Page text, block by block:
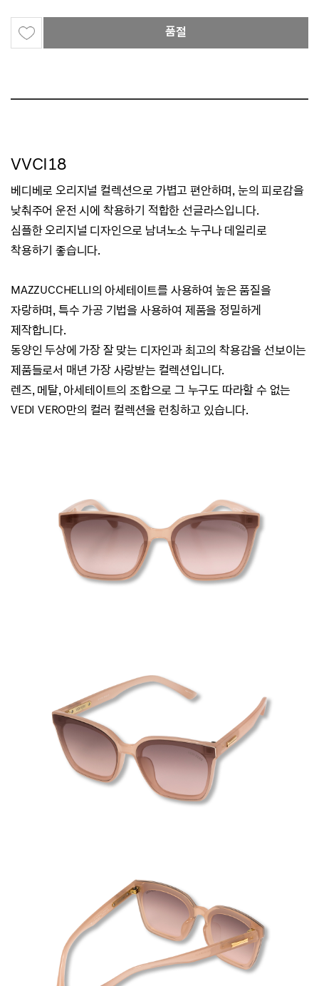
품절
VVCI18
베디베로 오리지널 컬렉션으로 가볍고 편안하며, 눈의 피로감을
낮춰주어 운전 시에 착용하기 적합한 선글라스입니다.
심플한 오리지널 디자인으로 남녀노소 누구나 데일리로
착용하기 좋습니다.
MAZZUCCHELLI의 아세테이트를 사용하여 높은 품질을
자랑하며, 특수 가공 기법을 사용하여 제품을 정밀하게
제작합니다.
동양인 두상에 가장 잘 맞는 디자인과 최고의 착용감을 선보이는
제품들로서 매년 가장 사랑받는 컬렉션입니다.
렌즈, 메탈, 아세테이트의 조합으로 그 누구도 따라할 수 없는
VEDI VERO만의 컬러 컬렉션을 런칭하고 있습니다.